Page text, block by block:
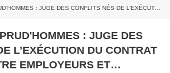
NÉS DE L’EXÉCUTION DU CONTRAT DE TRAVAIL ENTRE EMPLOYEURS ET SALARIÉS DANS LE SECTEUR PRIVÉ
: JUGE DES
L’EXÉCUTION DU CONTRAT
EMPLOYEURS ET